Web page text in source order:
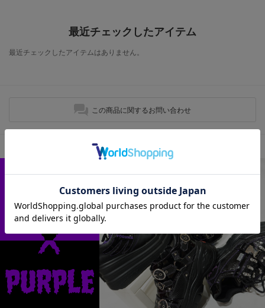
最近チェックしたアイテム
最近チェックしたアイテムはありません。
この商品に関するお問い合わせ